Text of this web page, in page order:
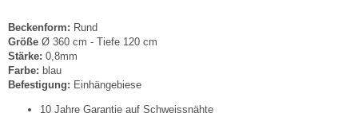
Beckenform: Rund
Größe Ø 360 cm - Tiefe 120 cm
Stärke: 0,8mm
Farbe: blau
Befestigung: Einhängebiese
10 Jahre Garantie auf Schweissnähte